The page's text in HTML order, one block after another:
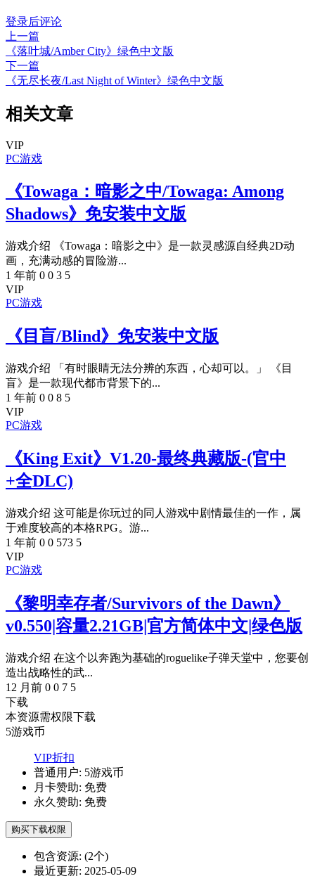
登录后评论
上一篇
《落叶城/Amber City》绿色中文版
下一篇
《无尽长夜/Last Night of Winter》绿色中文版
相关文章
VIP
PC游戏
《Towaga：暗影之中/Towaga: Among
Shadows》免安装中文版
游戏介绍 《Towaga：暗影之中》是一款灵感源自经典2D动
画，充满动感的冒险游...
1 年前 0 0 3 5
VIP
PC游戏
《目盲/Blind》免安装中文版
游戏介绍 「有时眼睛无法分辨的东西，心却可以。」 《目
盲》是一款现代都市背景下的...
1 年前 0 0 8 5
VIP
PC游戏
《King Exit》V1.20-最终典藏版-(官中
+全DLC)
游戏介绍 这可能是你玩过的同人游戏中剧情最佳的一作，属
于难度较高的本格RPG。游...
1 年前 0 0 573 5
VIP
PC游戏
《黎明幸存者/Survivors of the Dawn》
v0.550|容量2.21GB|官方简体中文|绿色版
游戏介绍 在这个以奔跑为基础的roguelike子弹天堂中，您要创
造出战略性的武...
12 月前 0 0 7 5
下载
本资源需权限下载
5游戏币
VIP折扣
普通用户: 5游戏币
月卡赞助: 免费
永久赞助: 免费
购买下载权限
包含资源: (2个)
最近更新: 2025-05-09